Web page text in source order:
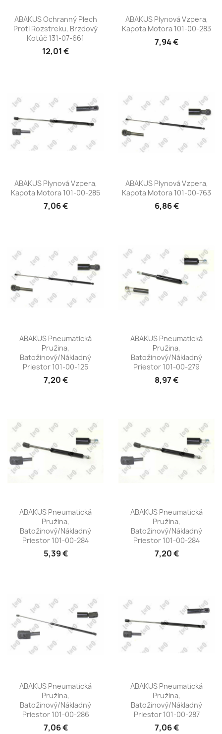
ABAKUS Ochranný Plech
Proti Rozstreku, Brzdový
Kotúč 131-07-661
12,01 €
ABAKUS Plynová Vzpera,
Kapota Motora 101-00-283
7,94 €
ABAKUS Plynová Vzpera,
Kapota Motora 101-00-285
7,06 €
ABAKUS Plynová Vzpera,
Kapota Motora 101-00-763
6,86 €
ABAKUS Pneumatická
Pružina,
Batožinový/nákladný
Priestor 101-00-125
7,20 €
ABAKUS Pneumatická
Pružina,
Batožinový/nákladný
Priestor 101-00-279
8,97 €
ABAKUS Pneumatická
Pružina,
Batožinový/nákladný
Priestor 101-00-284
5,39 €
ABAKUS Pneumatická
Pružina,
Batožinový/nákladný
Priestor 101-00-284
7,20 €
ABAKUS Pneumatická
Pružina,
Batožinový/nákladný
Priestor 101-00-286
7,06 €
ABAKUS Pneumatická
Pružina,
Batožinový/nákladný
Priestor 101-00-287
7,06 €